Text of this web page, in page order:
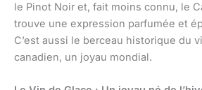
le Pinot Noir et, fait moins connu, le
trouve une expression parfumée et
C’est aussi le berceau historique du
canadien, un joyau mondial.